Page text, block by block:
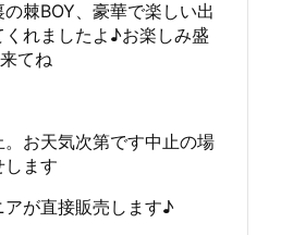
の棘BOY、豪華で楽しい出
くれましたよ♪お楽しみ盛
てね
お天気次第です中止の場
します
が直接販売します♪